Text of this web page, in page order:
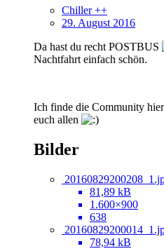
Chiller ++
29. August 2016
Da hast du recht POSTBUS
Nachtfahrt einfach schön.
Ich finde die Community
euch allen
Bilder
81,89 kB
1.600×900
638
78,94 kB